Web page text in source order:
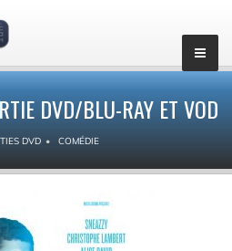
DVD/BLU-RAY ET VOD
DVD COMÉDIE